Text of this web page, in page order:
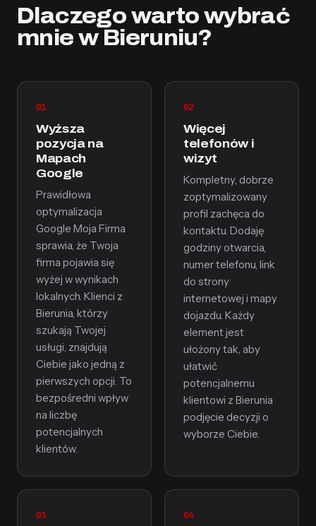
Dlaczego warto wybrać
mnie w Bieruniu?
01
Wyższa
pozycja na
Mapach
Google
Prawidłowa
optymalizacja
Google Moja Firma
sprawia, że Twoja
firma pojawia się
wyżej w wynikach
lokalnych. Klienci z
Bierunia, którzy
szukają Twojej
usługi, znajdują
Ciebie jako jedną z
pierwszych opcji. To
bezpośredni wpływ
na liczbę
potencjalnych
klientów.
02
Więcej
telefonów i
wizyt
Kompletny, dobrze
zoptymalizowany
profil zachęca do
kontaktu. Dodaję
godziny otwarcia,
numer telefonu, link
do strony
internetowej i mapy
dojazdu. Każdy
element jest
ułożony tak, aby
ułatwić
potencjalnemu
klientowi z Bierunia
podjęcie decyzji o
wyborze Ciebie.
03 04